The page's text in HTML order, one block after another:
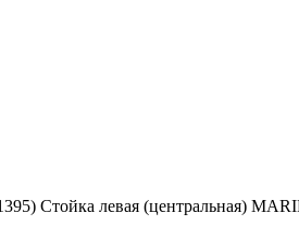
Стойка левая (центральная)